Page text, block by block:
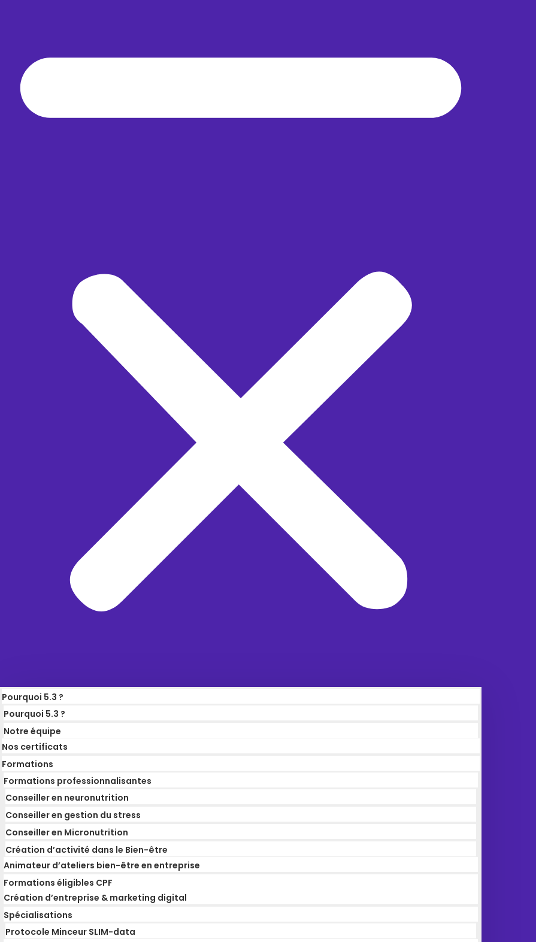
Pourquoi 5.3 ?
Pourquoi 5.3 ?
Notre équipe
Nos certificats
Formations
Formations professionnalisantes
Conseiller en neuronutrition
Conseiller en gestion du stress
Conseiller en Micronutrition
Création d’activité dans le Bien-être
Animateur d’ateliers bien-être en entreprise
Formations éligibles CPF
Création d’entreprise & marketing digital
Spécialisations
Protocole Minceur SLIM-data